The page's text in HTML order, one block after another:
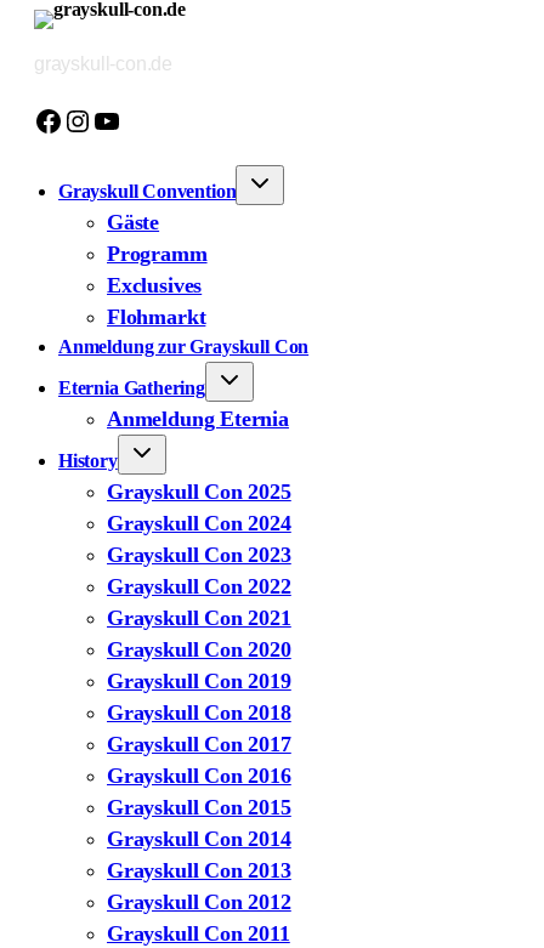
Zum
springen
grayskull-con.de
Facebook
Instagram
YouTube
Grayskull Convention
Gäste
Programm
Exclusives
Flohmarkt
Anmeldung zur Grayskull Con
Eternia Gathering
Anmeldung Eternia
History
Grayskull Con 2025
Grayskull Con 2024
Grayskull Con 2023
Grayskull Con 2022
Grayskull Con 2021
Grayskull Con 2020
Grayskull Con 2019
Grayskull Con 2018
Grayskull Con 2017
Grayskull Con 2016
Grayskull Con 2015
Grayskull Con 2014
Grayskull Con 2013
Grayskull Con 2012
Grayskull Con 2011